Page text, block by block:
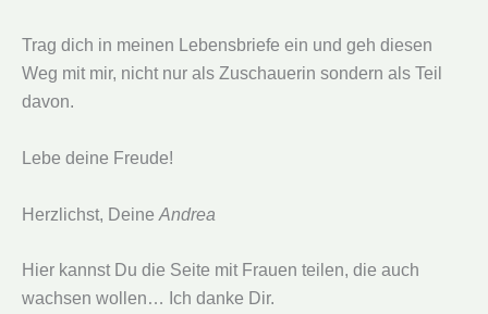
Trag dich in meinen Lebensbriefe ein und geh diesen
Weg mit mir, nicht nur als Zuschauerin sondern als Teil
davon.
Lebe deine Freude!
Herzlichst, Deine Andrea
Hier kannst Du die Seite mit Frauen teilen, die auch
wachsen wollen… Ich danke Dir.